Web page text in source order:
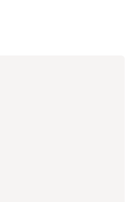
fireplace.